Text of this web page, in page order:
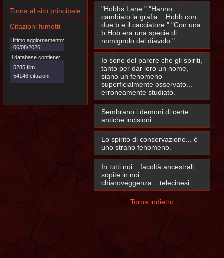
Torna al sito principale
Citazioni fumetti
Ultimo aggiornamento:
06/08/2026
Il database contiene:
5285 film
54146 citazioni
"Hobbs Lane." "Hanno
cambiato la grafia... Hobb con
due b e il cacciatore." "Con una
b Hob era una specie di
nomignolo del diavolo."
Io sono del parere che gli spiriti,
tanto per dar loro un nome,
siano un fenomeno
superficialmente osservato...
erroneamente studiato.
Sembrano i demoni di certe
antiche incisioni.
Lo spirito di conservazione... è
uno strano fenomeno.
In tutti noi... facoltà ancestrali
sopite in noi...
chiaroveggenza... telecinesi.
Torna indietro